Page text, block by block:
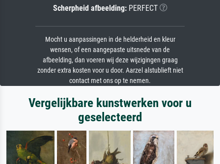
Scherpheid afbeelding:PERFECT
Mocht u aanpassingen in de helderheid en kleur
wensen, of een aangepaste uitsnede van de
afbeelding, dan voeren wij deze wijzigingen graag
zonder extra kosten voor u door. Aarzel alstublieft niet
contact met ons op te nemen.
Vergelijkbare kunstwerken voor u
geselecteerd